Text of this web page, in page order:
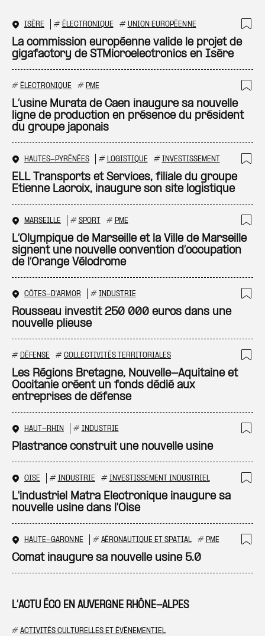
L’ACTU ÉCO EN AUVERGNE RHÔNE-ALPES
# ACTIVITÉS CULTURELLES ET ÉVÉNEMENTIEL
ISÈRE # ÉLECTRONIQUE # UNION EUROPÉENNE
La commission européenne valide le projet de
gigafactory de STMicroelectronics en Isère
# ÉLECTRONIQUE # PME
L’usine Murata de Caen inaugure sa nouvelle
ligne de production en présence du président
du groupe japonais
HAUTES-PYRÉNÉES # LOGISTIQUE # INVESTISSEMENT
ELL Transports et Services, filiale du groupe
Etienne Lacroix, inaugure son site logistique
MARSEILLE # SPORT # PME
L’Olympique de Marseille et la Ville de Marseille
signent une nouvelle convention d’occupation
de l’Orange Vélodrome
CÔTES-D'ARMOR # INDUSTRIE
Rousseau investit 250 000 euros dans une
nouvelle plieuse
# DÉFENSE # COLLECTIVITÉS TERRITORIALES
Les Régions Bretagne, Nouvelle-Aquitaine et
Occitanie créent un fonds dédié aux
entreprises de défense
HAUT-RHIN # INDUSTRIE
Plastrance construit une nouvelle usine
OISE # INDUSTRIE # INVESTISSEMENT INDUSTRIEL
L'industriel Matra Electronique inaugure sa
nouvelle usine dans l'Oise
HAUTE-GARONNE # AÉRONAUTIQUE ET SPATIAL # PME
Comat inaugure sa nouvelle usine 5.0